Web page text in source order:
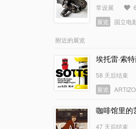
常设展
展览
国立电
附近的展览
埃托雷·索
58 天后结束
展览
咖啡馆里的
47 天后结束